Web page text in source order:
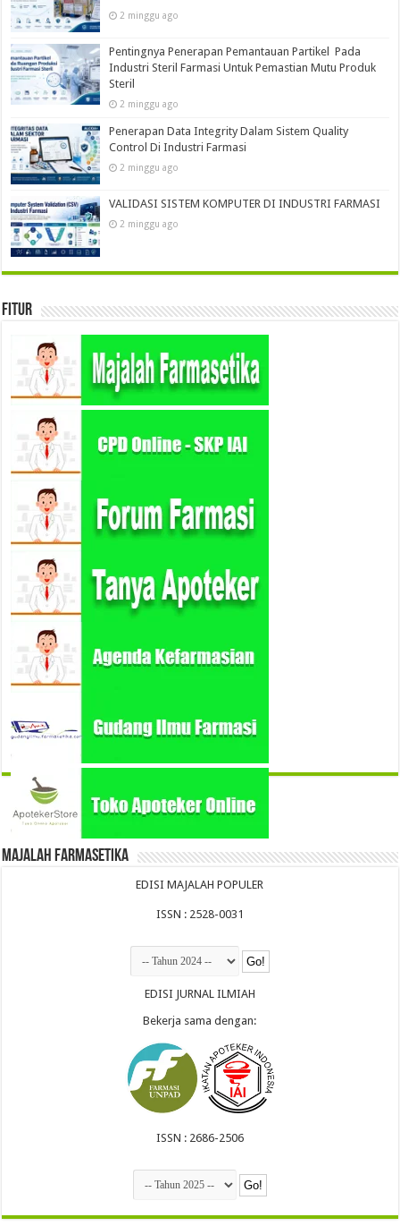
2 minggu ago
Pentingnya Penerapan Pemantauan Partikel Pada
Industri Steril Farmasi Untuk Pemastian Mutu Produk
Steril
2 minggu ago
Penerapan Data Integrity Dalam Sistem Quality
Control Di Industri Farmasi
2 minggu ago
VALIDASI SISTEM KOMPUTER DI INDUSTRI FARMASI
2 minggu ago
Fitur
Majalah Farmasetika
EDISI MAJALAH POPULER
ISSN : 2528-0031
EDISI JURNAL ILMIAH
Bekerja sama dengan:
ISSN : 2686-2506